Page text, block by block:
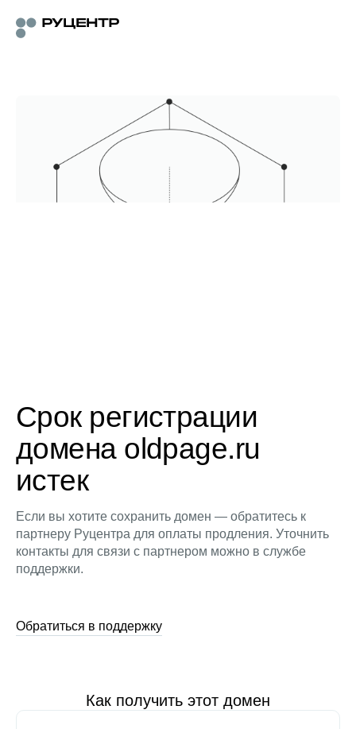
Срок регистрации
домена oldpage.ru
истек
Если вы хотите сохранить домен — обратитесь к
партнеру Руцентра для оплаты продления. Уточнить
контакты для связи с партнером можно в службе
поддержки.
Обратиться в поддержку
Как получить этот домен